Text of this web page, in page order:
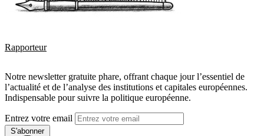
Rapporteur
Notre newsletter gratuite phare, offrant chaque jour l’essentiel de
l’actualité et de l’analyse des institutions et capitales européennes.
Indispensable pour suivre la politique européenne.
Entrez votre email
S'abonner